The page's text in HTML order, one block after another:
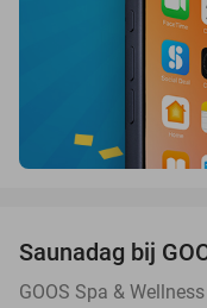
Saunadag bij
GOOS Spa & Wellness